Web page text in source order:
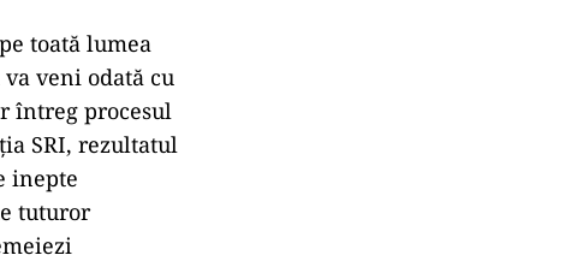
toată lumea
veni odată cu
întreg procesul
SRI, rezultatul
inepte
tuturor